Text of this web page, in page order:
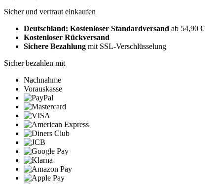
Sicher und vertraut einkaufen
Deutschland: Kostenloser Standardversand ab 54,90 €
Kostenloser Rückversand
Sichere Bezahlung mit SSL-Verschlüsselung
Sicher bezahlen mit
Nachnahme
Vorauskasse